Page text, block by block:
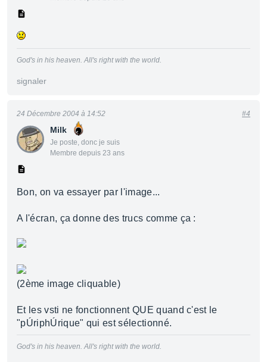
God's in his heaven. All's right with the world.
signaler
Milk
Je poste, donc je suis
Membre depuis 23 ans
24 Décembre 2004 à 14:52 #4
Bon, on va essayer par l'image...
A l'écran, ça donne des trucs comme ça :
(2ème image cliquable)
Et les vsti ne fonctionnent QUE quand c'est le
"pÚriphÚrique" qui est sélectionné.
God's in his heaven. All's right with the world.